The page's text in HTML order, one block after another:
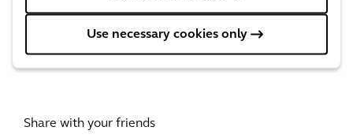
Use necessary cookies only
Expedition DNA se creó en asociación con la
Fundación Lovinklaan.
Share with your friends